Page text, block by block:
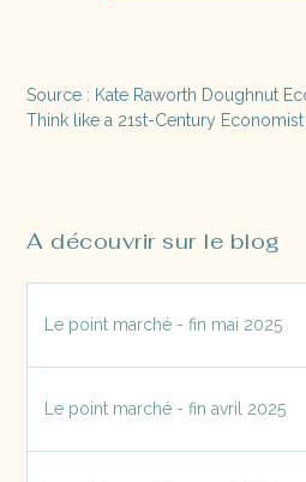
Source : Kate Raworth Doughnut
Think like a 21st-Century Economist
A découvrir sur le blog
Le point marché - fin mai 2025
Le point marché - fin avril 2025